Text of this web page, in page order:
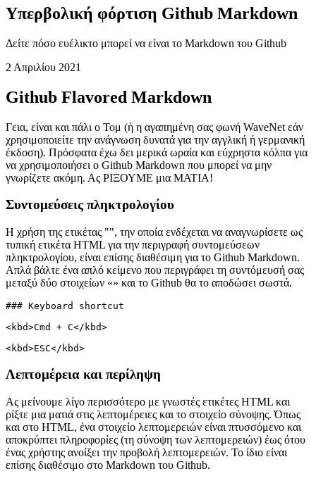
Υπερβολική φόρτιση Github Markdown
Δείτε πόσο ευέλικτο μπορεί να είναι το Markdown του Github
Github Flavored Markdown
Γεια, είναι και πάλι ο Τομ (ή η αγαπημένη σας φωνή WaveNet εάν
έκδοση). Πρόσφατα έχω δει μερικά ωραία και εύχρηστα κόλπα για
να χρησιμοποιήσει ο Github Markdown που μπορεί να μην
γνωρίζετε ακόμη. Ας ΡΙΞΟΥΜΕ μια ΜΑΤΙΑ!
Συντομεύσεις πληκτρολογίου
Η χρήση της ετικέτας "", την οποία ενδέχεται να αναγνωρίσετε ως
πληκτρολογίου, είναι επίσης διαθέσιμη για το Github Markdown.
Απλά βάλτε ένα απλό κείμενο που περιγράφει τη συντόμευσή σας
μεταξύ δύο στοιχείων «» και το Github θα το αποδώσει σωστά.
<kbd>Cmd + C</kbd>
Λεπτομέρεια και περίληψη
Ας μείνουμε λίγο περισσότερο με γνωστές ετικέτες HTML και
ρίξτε μια ματιά στις λεπτομέρειες και το στοιχείο σύνοψης. Όπως